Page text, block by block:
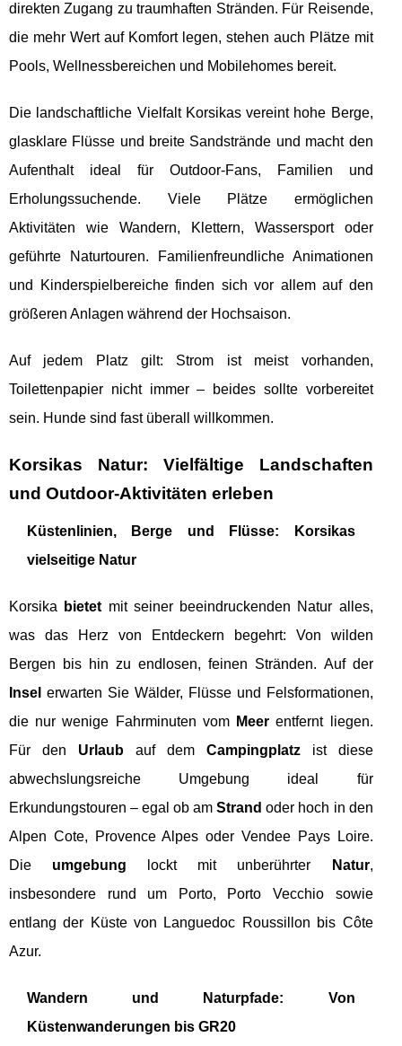
direkten Zugang zu traumhaften Stränden. Für Reisende,
die mehr Wert auf Komfort legen, stehen auch Plätze mit
Pools, Wellnessbereichen und Mobilehomes bereit.
Die landschaftliche Vielfalt Korsikas vereint hohe Berge,
glasklare Flüsse und breite Sandstrände und macht den
Aufenthalt ideal für Outdoor-Fans, Familien und
Erholungssuchende. Viele Plätze ermöglichen
Aktivitäten wie Wandern, Klettern, Wassersport oder
geführte Naturtouren. Familienfreundliche Animationen
und Kinderspielbereiche finden sich vor allem auf den
größeren Anlagen während der Hochsaison.
Auf jedem Platz gilt: Strom ist meist vorhanden,
Toilettenpapier nicht immer – beides sollte vorbereitet
sein. Hunde sind fast überall willkommen.
Korsikas Natur: Vielfältige Landschaften
und Outdoor-Aktivitäten erleben
Küstenlinien, Berge und Flüsse: Korsikas
vielseitige Natur
Korsika bietet mit seiner beeindruckenden Natur alles,
was das Herz von Entdeckern begehrt: Von wilden
Bergen bis hin zu endlosen, feinen Stränden. Auf der
Insel erwarten Sie Wälder, Flüsse und Felsformationen,
die nur wenige Fahrminuten vom Meer entfernt liegen.
Für den Urlaubauf dem Campingplatzist diese
abwechslungsreiche Umgebung ideal für
Erkundungstouren – egal ob amStrand oder hoch in den
Alpen Cote, Provence Alpes oder Vendee Pays Loire.
Die umgebung lockt mit unberührter Natur,
insbesondere rund um Porto, Porto Vecchio sowie
entlang der Küste von Languedoc Roussillon bis Côte
Azur.
Wandern und Naturpfade: Von
Küstenwanderungen bis GR20